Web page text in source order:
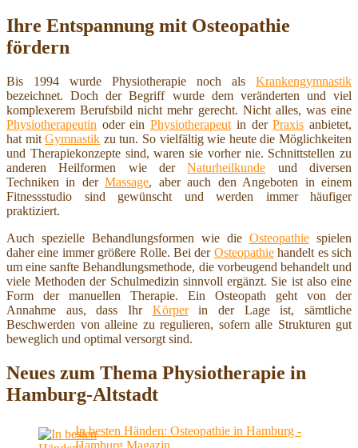
Ihre Entspannung mit Osteopathie
fördern
Bis 1994 wurde Physiotherapie noch als Krankengymnastik
bezeichnet. Doch der Begriff wurde dem veränderten und viel
komplexerem Berufsbild nicht mehr gerecht. Nicht alles, was eine
Physiotherapeutin oder einPhysiotherapeut in derPraxis anbietet,
hat mitGymnastik zu tun. So vielfältig wie heute die Möglichkeiten
und Therapiekonzepte sind, waren sie vorher nie. Schnittstellen zu
anderen Heilformen wie derNaturheilkunde und diversen
Techniken in derMassage, aber auch den Angeboten in einem
Fitnessstudio sind gewünscht und werden immer häufiger
praktiziert.
Auch spezielle Behandlungsformen wie die Osteopathie spielen
daher eine immer größere Rolle. Bei der Osteopathiehandelt es sich
um eine sanfte Behandlungsmethode, die vorbeugend behandelt und
viele Methoden der Schulmedizin sinnvoll ergänzt. Sie ist also eine
Form der manuellen Therapie. Ein Osteopath geht von der
Annahme aus, dass Ihr Körperin der Lage ist, sämtliche
Beschwerden von alleine zu regulieren, sofern alle Strukturen gut
beweglich und optimal versorgt sind.
Neues zum Thema Physiotherapie in
Hamburg-Altstadt
In besten Händen: Osteopathie in Hamburg -
Hamburg Magazin